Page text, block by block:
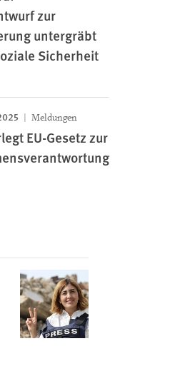
zur
untergräbt
Sicherheit
Meldungen
EU-Gesetz zur